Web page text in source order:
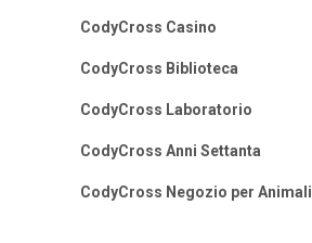
CodyCross Casino
CodyCross Biblioteca
CodyCross Laboratorio
CodyCross Anni Settanta
CodyCross Negozio per Animali